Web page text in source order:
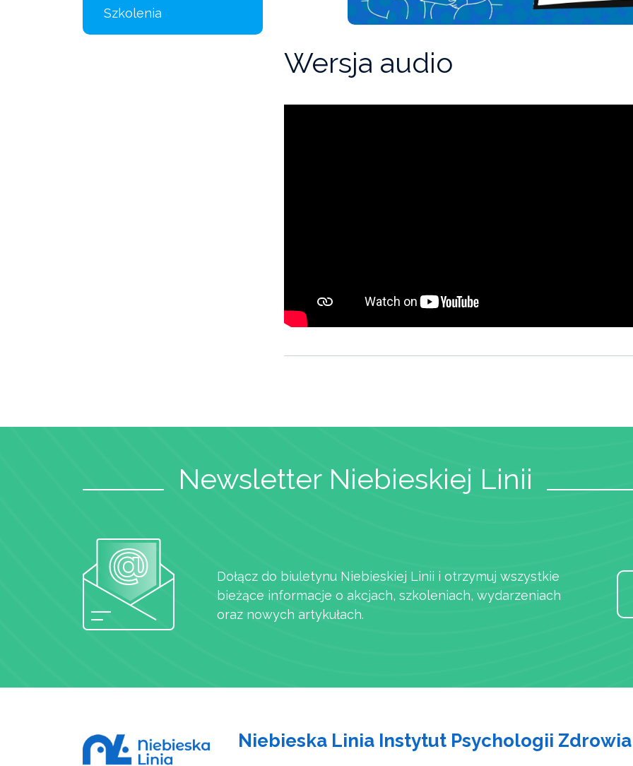
Szkolenia
Wersja audio
Newsletter Niebieskiej Linii
Dołącz do biuletynu Niebieskiej Linii i otrzymuj wszystkie
bieżące informacje o akcjach, szkoleniach, wydarzeniach
oraz nowych artykułach.
Niebieska Linia Instytut Psychologii Zdrowia